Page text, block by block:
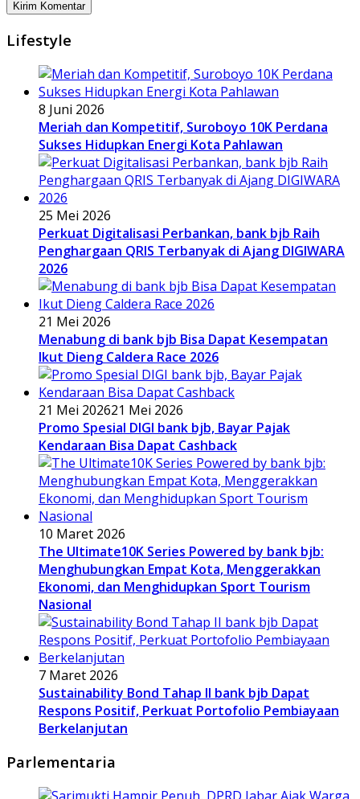
Lifestyle
8 Juni 2026
Meriah dan Kompetitif, Suroboyo 10K Perdana
Sukses Hidupkan Energi Kota Pahlawan
25 Mei 2026
Perkuat Digitalisasi Perbankan, bank bjb Raih
Penghargaan QRIS Terbanyak di Ajang DIGIWARA
2026
21 Mei 2026
Menabung di bank bjb Bisa Dapat Kesempatan
Ikut Dieng Caldera Race 2026
21 Mei 202621 Mei 2026
Promo Spesial DIGI bank bjb, Bayar Pajak
Kendaraan Bisa Dapat Cashback
10 Maret 2026
The Ultimate10K Series Powered by bank bjb:
Menghubungkan Empat Kota, Menggerakkan
Ekonomi, dan Menghidupkan Sport Tourism
Nasional
7 Maret 2026
Sustainability Bond Tahap II bank bjb Dapat
Respons Positif, Perkuat Portofolio Pembiayaan
Berkelanjutan
Parlementaria